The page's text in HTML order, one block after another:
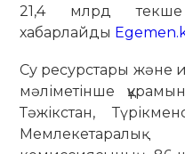
21,4 млрд
хабарлайды
Су ресурстары және
мәліметінше
Тәжікстан,